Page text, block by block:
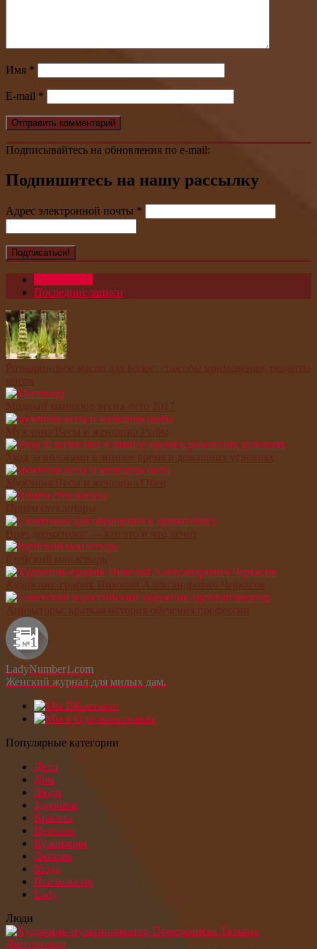
Имя *
E-mail *
Подписывайтесь на обновления по e-mail:
Подпишитесь на нашу рассылку
Адрес электронной почты *
Последние записи
Розмариновое масло для волос: способы применения, рецепты
масок
Модный маникюр весна-лето 2017
Мужчина Весы и женщина Рыбы
Уход за волосами в зимнее время в домашних условиях
Мужчина Весы и женщина Овен
Приём стеклотары
Врач дерматолог — кто это и что лечит
Рдейский монастырь
Художник-график Николай Александрович Черкасов
Аниматоры: краткая история обучения профессии
LadyNumber1.com
Женский журнал для милых дам.
Популярные категории
Дети
Дом
Люди
Здоровье
Красота
Церковь
Кулинария
Любовь
Мода
Психология
Lady
Люди